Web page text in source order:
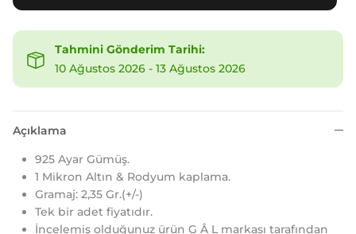
Tahmini Gönderim Tarihi:
10 Ağustos 2026 - 13 Ağustos 2026
Açıklama
925 Ayar Gümüş.
1 Mikron Altın & Rodyum kaplama.
Gramaj: 2,35 Gr.(+/-)
Tek bir adet fiyatıdır.
İncelemiş olduğunuz ürün G Â L markası tarafından